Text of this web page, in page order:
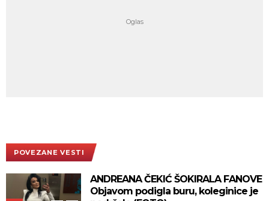
POVEZANE VESTI
ANDREANA ČEKIĆ ŠOKIRALA FANOVE
Objavom podigla buru, koleginice je